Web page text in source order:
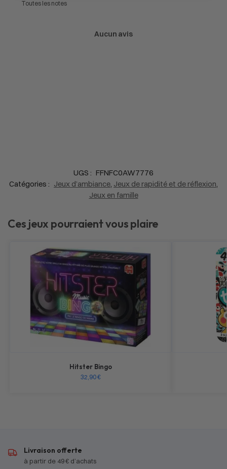
Aucun avis
UGS : FFNFC0AW7776
Catégories : Jeux d’ambiance, Jeux de rapidité et de réflexion,
Jeux en famille
Ces jeux pourraient vous plaire
Hitster Bingo
32,90€
Livraison offerte
à partir de 49 € d’achats